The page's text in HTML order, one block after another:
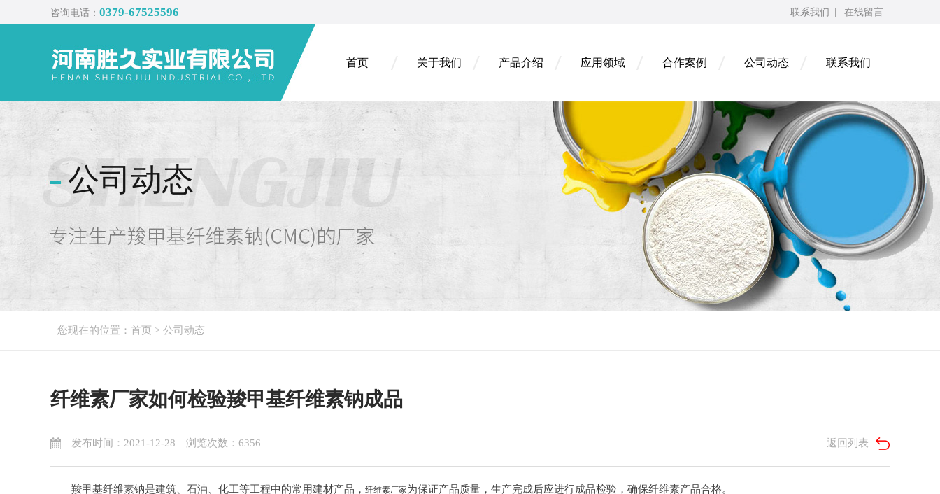
咨询电话： 0379-67525596 联系我们 在线留言
首页 关于我们 产品介绍 应用领域 合作案例 公司动态 联系我们
公司动态
您现在的位置： 首页 > 公司动态
纤维素厂家如何检验羧甲基纤维素钠成品
发布时间：2021-12-28 浏览次数：6356 返回列表
羧甲基纤维素钠是建筑、石油、化工等工程中的常用建材产品， 纤维素厂家为保证产品质量，生产完成后应进行成品检验，确保纤维素产品合格。